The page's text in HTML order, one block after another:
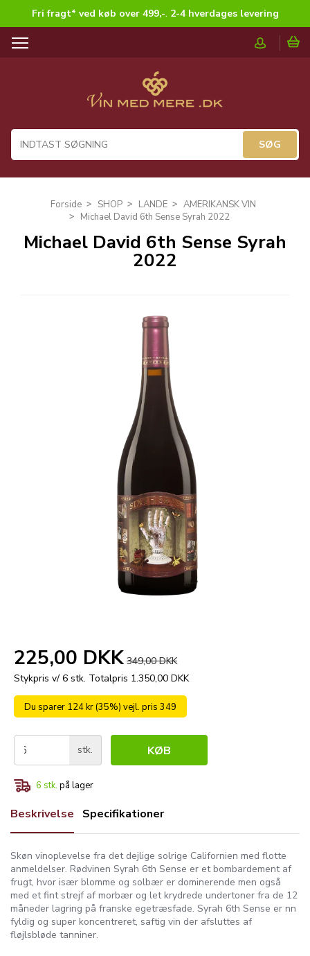
Fri fragt* ved køb over 499,-. 2-4 hverdages levering
T
a
i
Forside SHOP LANDE
AMERIKANSK VIN
Michael David 6th Sense Syrah 2022
Michael David 6th Sense Syrah
2022
225,00 DKK 349,00 DKK
Stykpris v/ 6 stk. Totalpris 1.350,00 DKK
Du sparer 124 kr (35%) vejl. pris 349
stk. KØB
6 stk. på lager
Beskrivelse Specifikationer
Skøn vinoplevelse fra det dejlige solrige Californien med flotte
anmeldelser. Rødvinen Syrah 6th Sense er et bombardement af
frugt, hvor især blomme og solbær er dominerende men også
med et fint strejf af morbær og let krydrede undertoner fra de 12
måneder lagring på franske egetræsfade. Syrah 6th Sense er nn
fyldig og super koncentreret, saftig vin der afsluttes af
fløjlsbløde tanniner.